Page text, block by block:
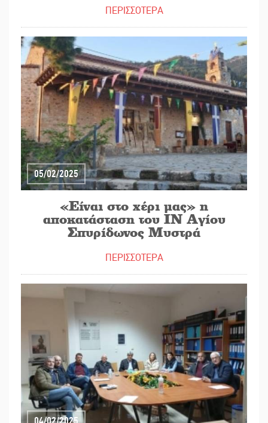
ΠΕΡΙΣΣΟΤΕΡΑ
05/02/2025
«Είναι στο χέρι μας» η
αποκατάσταση του ΙΝ Αγίου
Σπυρίδωνος Μυστρά
ΠΕΡΙΣΣΟΤΕΡΑ